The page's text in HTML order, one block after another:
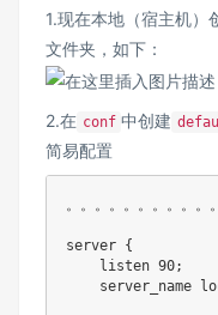
1.现在本地（宿主机）
文件夹，如下：
2.在 conf 中创建
简易配置
。。。。。。。。。。
server {
    listen 90;
server_name